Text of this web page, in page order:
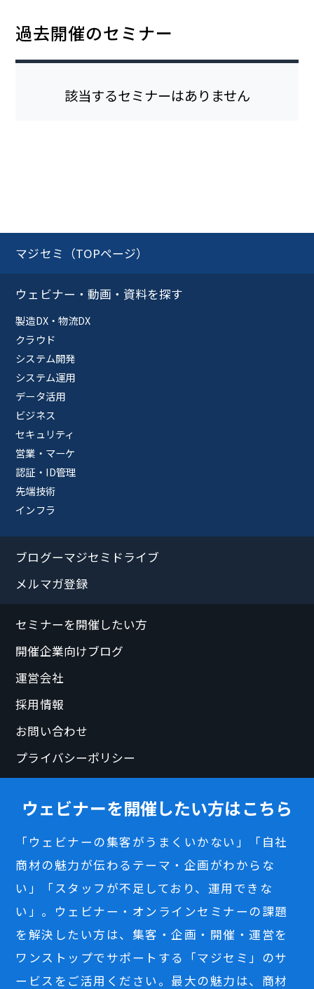
過去開催のセミナー
該当するセミナーはありません
マジセミ（TOPページ）
ウェビナー・動画・資料を探す
製造DX・物流DX
クラウド
システム開発
システム運用
データ活用
ビジネス
セキュリティ
営業・マーケ
認証・ID管理
先端技術
インフラ
ブログーマジセミドライブ
メルマガ登録
セミナーを開催したい方
開催企業向けブログ
運営会社
採用情報
お問い合わせ
プライバシーポリシー
ウェビナーを開催したい方はこちら
「ウェビナーの集客がうまくいかない」「自社
商材の魅力が伝わるテーマ・企画がわからな
い」「スタッフが不足しており、運用できな
い」。ウェビナー・オンラインセミナーの課題
を解決したい方は、集客・企画・開催・運営を
ワンストップでサポートする「マジセミ」のサ
ービスをご活用ください。最大の魅力は、商材